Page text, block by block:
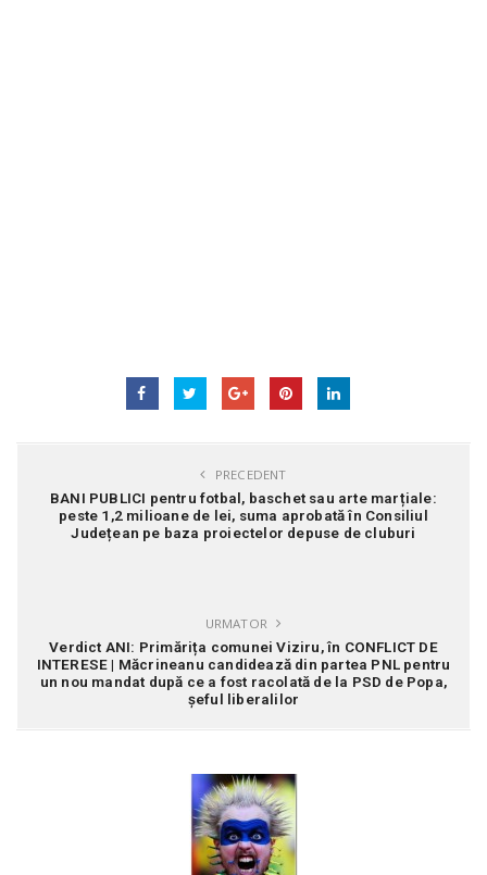
PRECEDENT
BANI PUBLICI pentru fotbal, baschet sau arte marțiale:
peste 1,2 milioane de lei, suma aprobată în Consiliul
Județean pe baza proiectelor depuse de cluburi
URMATOR
Verdict ANI: Primărița comunei Viziru, în CONFLICT DE
INTERESE | Măcrineanu candidează din partea PNL pentru
un nou mandat după ce a fost racolată de la PSD de Popa,
șeful liberalilor